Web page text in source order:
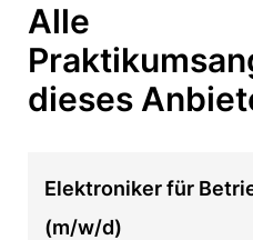
Alle
dieses
Elektroniker für
(m/w/d)